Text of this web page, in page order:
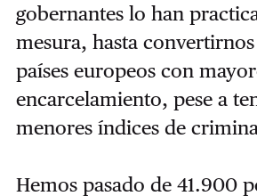
gobernantes lo han
mesura, hasta
países europeos con
encarcelamiento, pese a
menores índices de
Hemos pasado de 41.900